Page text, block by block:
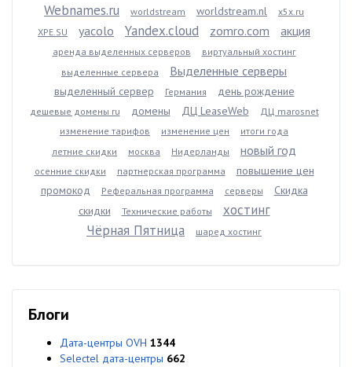
Webnames.ru worldstream worldstream.nl
x5x.ru
XPE.SU
yacolo Yandex.cloud zomro.com акция
аренда выделенных серверов
виртуальный хостинг
выделенные сервера
Выделенные серверы
выделенный сервер Германия день рождение
дешевые домены ru домены ДЦ LeaseWeb
ДЦ marosnet
изменение тарифов
изменение цен
итоги года
летние скидки
москва Нидерланды новый год
осенние скидки партнерская программа
повышение цен
промокод
Реферальная программа серверы
Скидка
скидки
Технические работы
хостинг
Чёрная Пятница
шаред хостинг
Блоги
Дата-центры OVH 1344
Selectel дата-центры 662